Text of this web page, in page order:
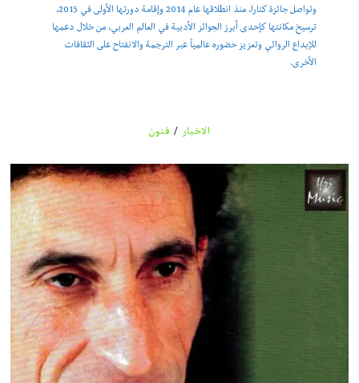
وتواصل جائزة كتارا، منذ انطلاقها عام 2014 وإقامة دورتها الأولى في 2015،
ترسيخ مكانتها كإحدى أبرز الجوائز الأدبية في العالم العربي، من خلال دعمها
للإبداع الروائي وتعزيز حضوره عالمياً عبر الترجمة والانفتاح على الثقافات
الأخرى.
الاخبار / فنون